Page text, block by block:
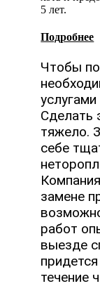
5 лет.
Подробнее
Чтобы
Сделать
тяжело.
себе
замене
работ
выезде
течение